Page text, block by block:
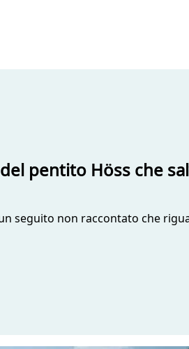
pentito Höss che
non raccontato che